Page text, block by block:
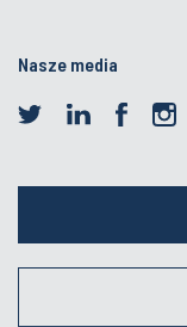
Nasze media